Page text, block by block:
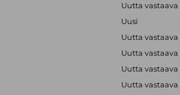
Uutta vastaava
Uusi
Uutta vastaava
Uutta vastaava
Uutta vastaava
Uutta vastaava